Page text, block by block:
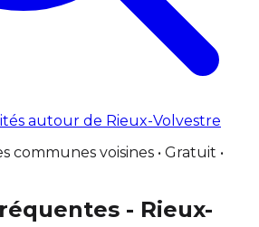
autour de Rieux-Volvestre
communes voisines • Gratuit •
- Rieux-